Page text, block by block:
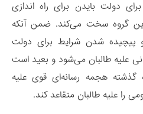
دولت بایدن برای راه اندازی
گروه سخت می‌کند. ضمن آنکه
شدن شرایط برای دولت
علیه طالبان می‌­شود و بعید است
گذشته هجمه رسانه‌­ای قوی علیه
را علیه طالبان متقاعد کند.